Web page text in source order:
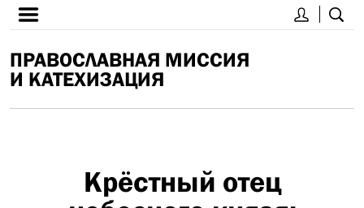
ПРАВОСЛАВНАЯ МИССИЯ
И КАТЕХИЗАЦИЯ
Крёстный отец